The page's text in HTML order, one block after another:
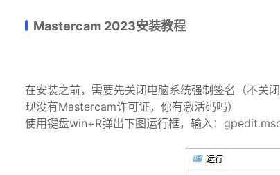
Mastercam 2023安装教程
在安装之前，需要先关闭电脑系统强制签名（不关
现没有Mastercam许可证，你有激活码吗）
使用键盘win+R弹出下图运行框，输入：gpedit.msc